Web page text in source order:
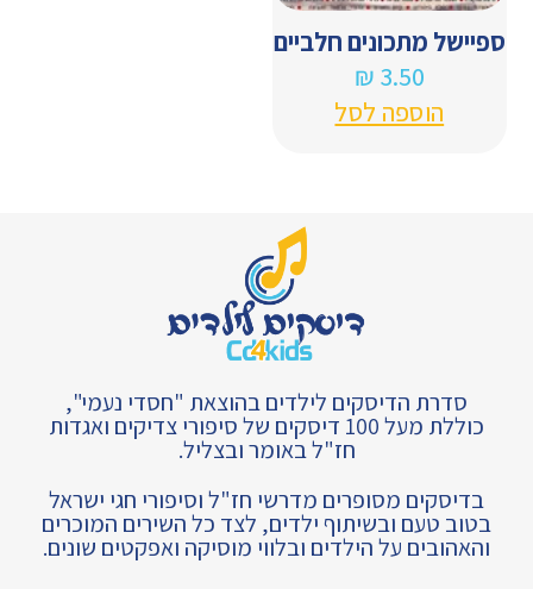
ספיישל מתכונים חלביים
₪ 3.50
הוספה לסל
סדרת הדיסקים לילדים בהוצאת "חסדי נעמי",
כוללת מעל 100 דיסקים של סיפורי צדיקים ואגדות
חז"ל באומר ובצליל.
בדיסקים מסופרים מדרשי חז"ל וסיפורי חגי ישראל
בטוב טעם ובשיתוף ילדים, לצד כל השירים המוכרים
והאהובים על הילדים ובלווי מוסיקה ואפקטים שונים.